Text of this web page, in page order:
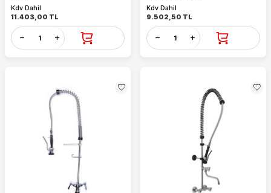
Kdv Dahil
11.403,00 TL
Kdv Dahil
9.502,50 TL